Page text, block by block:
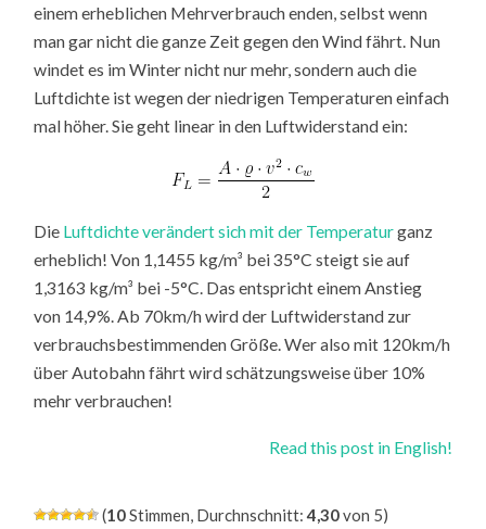
einem erheblichen Mehrverbrauch enden, selbst wenn
man gar nicht die ganze Zeit gegen den Wind fährt. Nun
windet es im Winter nicht nur mehr, sondern auch die
Luftdichte ist wegen der niedrigen Temperaturen einfach
mal höher. Sie geht linear in den Luftwiderstand ein:
Die Luftdichte verändert sich mit der Temperaturganz
erheblich! Von 1,1455 kg/m³ bei 35°C steigt sie auf
1,3163 kg/m³ bei -5°C. Das entspricht einem Anstieg
von 14,9%. Ab 70km/h wird der Luftwiderstand zur
verbrauchsbestimmenden Größe. Wer also mit 120km/h
über Autobahn fährt wird schätzungsweise über 10%
mehr verbrauchen!
Read this post in English!
(10Stimmen, Durchnschnitt:4,30von 5)